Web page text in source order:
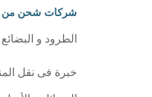
شركات شحن من
الطرود و
خبرة فى نقل